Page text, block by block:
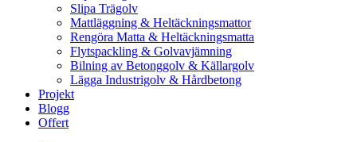
Slipa Trägolv
Mattläggning & Heltäckningsmattor
Rengöra Matta & Heltäckningsmatta
Flytspackling & Golvavjämning
Bilning av Betonggolv & Källargolv
Lägga Industrigolv & Hårdbetong
Projekt
Blogg
Offert